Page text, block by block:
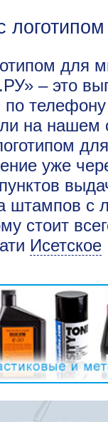
для
– это
на нашем
уже
штампов с
стоит
Исетское